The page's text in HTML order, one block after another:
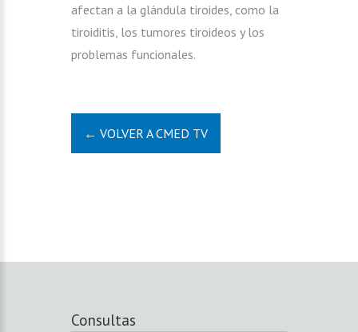
afectan a la glándula tiroides, como la
tiroiditis, los tumores tiroideos y los
problemas funcionales.
← VOLVER A CMED TV
Consultas